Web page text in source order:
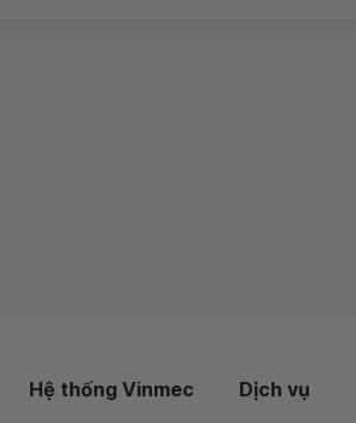
Hệ thống Vinmec Dịch vụ